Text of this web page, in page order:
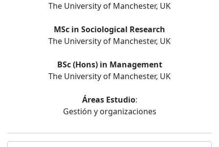
The University of Manchester, UK
MSc in Sociological Research
The University of Manchester, UK
BSc (Hons) in Management
The University of Manchester, UK
Áreas Estudio:
Gestión y organizaciones